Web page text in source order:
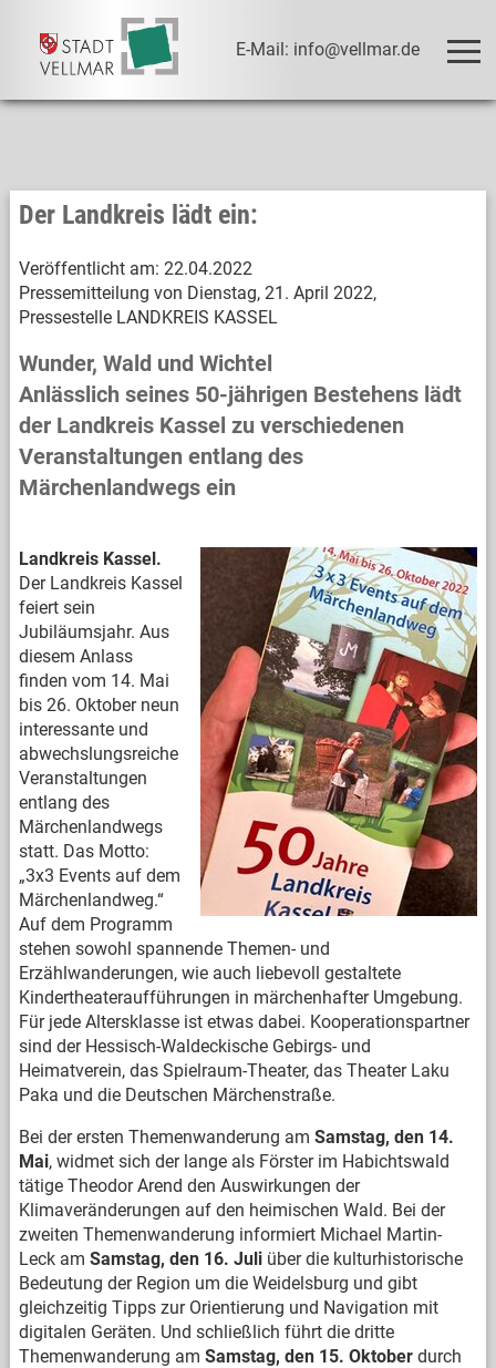
E-Mail: info@vellmar.de
Der Landkreis lädt ein:
Veröffentlicht am: 22.04.2022
Pressemitteilung von Dienstag, 21. April 2022,
Pressestelle LANDKREIS KASSEL
Wunder, Wald und Wichtel
Anlässlich seines 50-jährigen Bestehens lädt
der Landkreis Kassel zu verschiedenen
Veranstaltungen entlang des
Märchenlandwegs ein
Landkreis Kassel.
Der Landkreis Kassel
feiert sein
Jubiläumsjahr. Aus
diesem Anlass
finden vom 14. Mai
bis 26. Oktober neun
interessante und
abwechslungsreiche
Veranstaltungen
entlang des
Märchenlandwegs
statt. Das Motto:
„3x3 Events auf dem
Märchenlandweg.“
Auf dem Programm
stehen sowohl spannende Themen- und
Erzählwanderungen, wie auch liebevoll gestaltete
Kindertheateraufführungen in märchenhafter Umgebung.
Für jede Altersklasse ist etwas dabei. Kooperationspartner
sind der Hessisch-Waldeckische Gebirgs- und
Heimatverein, das Spielraum-Theater, das Theater Laku
Paka und die Deutschen Märchenstraße.
Bei der ersten Themenwanderung am Samstag, den 14.
Mai, widmet sich der lange als Förster im Habichtswald
tätige Theodor Arend den Auswirkungen der
Klimaveränderungen auf den heimischen Wald. Bei der
zweiten Themenwanderung informiert Michael Martin-
Leck am Samstag, den 16. Juliüber die kulturhistorische
Bedeutung der Region um die Weidelsburg und gibt
gleichzeitig Tipps zur Orientierung und Navigation mit
digitalen Geräten. Und schließlich führt die dritte
Themenwanderung am Samstag, den 15. Oktoberdurch